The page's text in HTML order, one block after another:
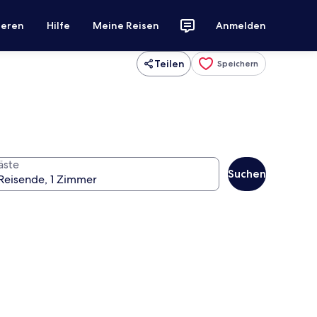
Hilfe Meine Reisen Anmelden
Teilen Speichern
Suchen